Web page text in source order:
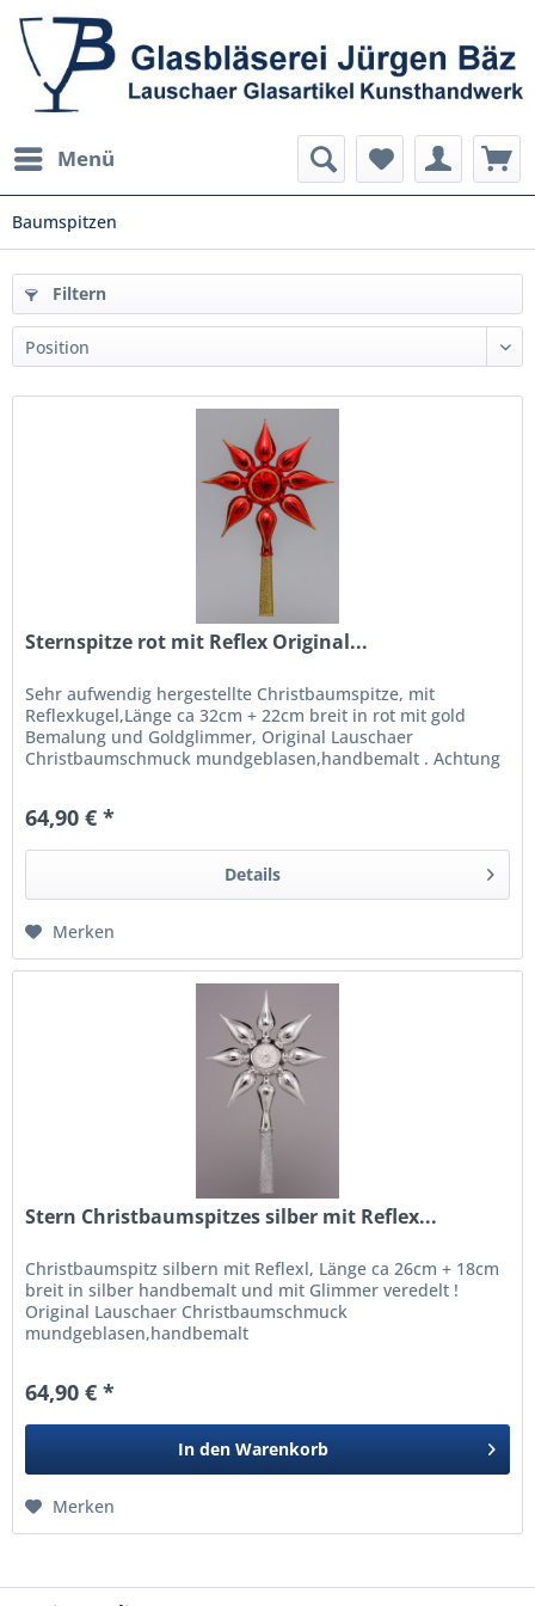
Menü
Baumspitzen
Filtern
Sternspitze rot mit Reflex Original...
Sehr aufwendig hergestellte Christbaumspitze, mit
Reflexkugel,Länge ca 32cm + 22cm breit in rot mit gold
Bemalung und Goldglimmer, Original Lauschaer
Christbaumschmuck mundgeblasen,handbemalt . Achtung
64,90 € *
Details
Merken
Stern Christbaumspitzes silber mit Reflex...
Christbaumspitz silbern mit Reflexl, Länge ca 26cm + 18cm
breit in silber handbemalt und mit Glimmer veredelt !
Original Lauschaer Christbaumschmuck
mundgeblasen,handbemalt
64,90 € *
In den Warenkorb
Merken